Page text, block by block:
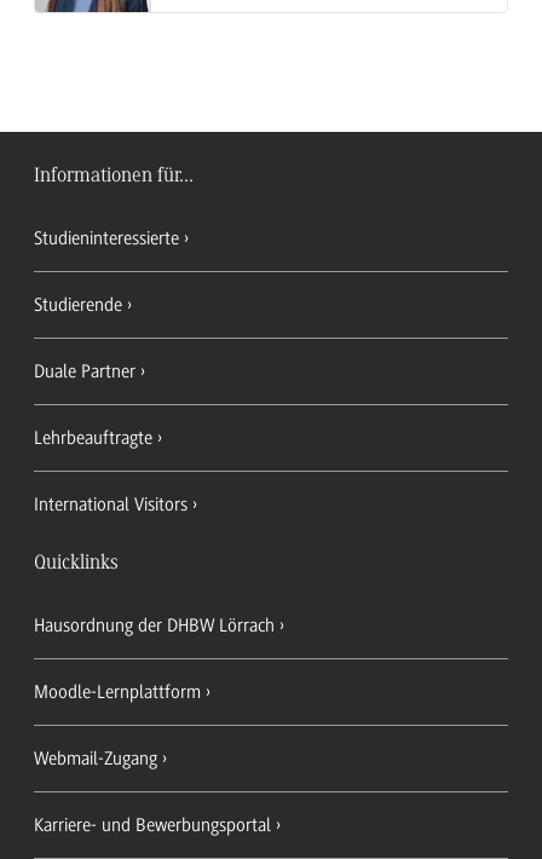
Informationen für...
Studieninteressierte
Studierende
Duale Partner
Lehrbeauftragte
International Visitors
Quicklinks
Hausordnung der DHBW Lörrach
Moodle-Lernplattform
Webmail-Zugang
Karriere- und Bewerbungsportal